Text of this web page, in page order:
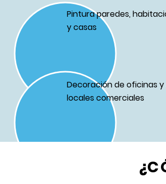
Pintura paredes,
y casas
Decoración de oficinas
locales comerciales